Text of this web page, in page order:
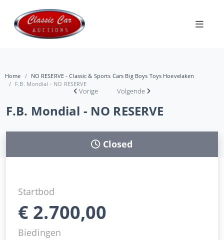
Home
NO RESERVE - Classic & Sports Cars Big Boys Toys Hoevelaken
F.B. Mondial - NO RESERVE
Vorige Volgende
F.B. Mondial - NO RESERVE
Closed
Startbod
€ 2.700,00
Biedingen